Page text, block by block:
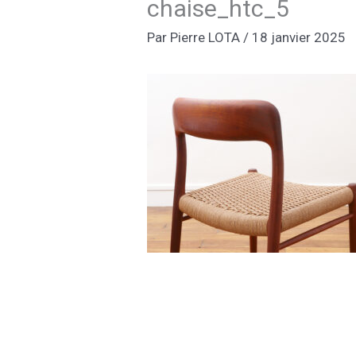
chaise_htc_5
Par Pierre LOTA / 18 janvier 2025